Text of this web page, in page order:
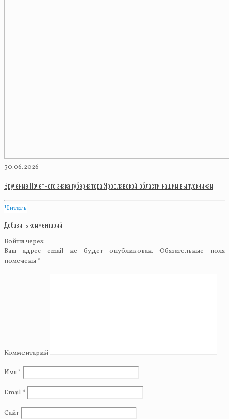
30.06.2026
Вручение Почетного знака губернатора Ярославской области нашим выпускникам
Читать
Добавить комментарий
Войти через:
Ваш адрес email не будет опубликован. Обязательные поля
помечены *
Комментарий
Имя *
Email *
Сайт